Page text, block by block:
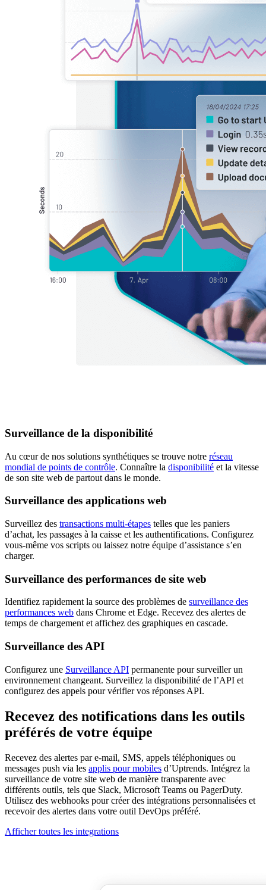
Surveillance de la disponibilité
Au cœur de nos solutions synthétiques se trouve notre réseau
mondial de points de contrôle. Connaître la disponibilité et la vitesse
de son site web de partout dans le monde.
Surveillance des applications web
Surveillez des transactions multi-étapes telles que les paniers
d’achat, les passages à la caisse et les authentifications. Configurez
vous-même vos scripts ou laissez notre équipe d’assistance s’en
charger.
Surveillance des performances de site web
Identifiez rapidement la source des problèmes de surveillance des
performances web dans Chrome et Edge. Recevez des alertes de
temps de chargement et affichez des graphiques en cascade.
Surveillance des API
Configurez une Surveillance API permanente pour surveiller un
environnement changeant. Surveillez la disponibilité de l’API et
configurez des appels pour vérifier vos réponses API.
Recevez des notifications dans les outils
préférés de votre équipe
Recevez des alertes par e-mail, SMS, appels téléphoniques ou
messages push via les applis pour mobiles d’Uptrends. Intégrez la
surveillance de votre site web de manière transparente avec
différents outils, tels que Slack, Microsoft Teams ou PagerDuty.
Utilisez des webhooks pour créer des intégrations personnalisées et
recevoir des alertes dans votre outil DevOps préféré.
Afficher toutes les integrations